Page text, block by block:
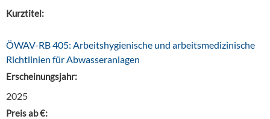
Kurztitel:
ÖWAV-RB 405: Arbeitshygienische und arbeitsmedizinische
Richtlinien für Abwasseranlagen
Erscheinungsjahr:
2025
Preis ab €: